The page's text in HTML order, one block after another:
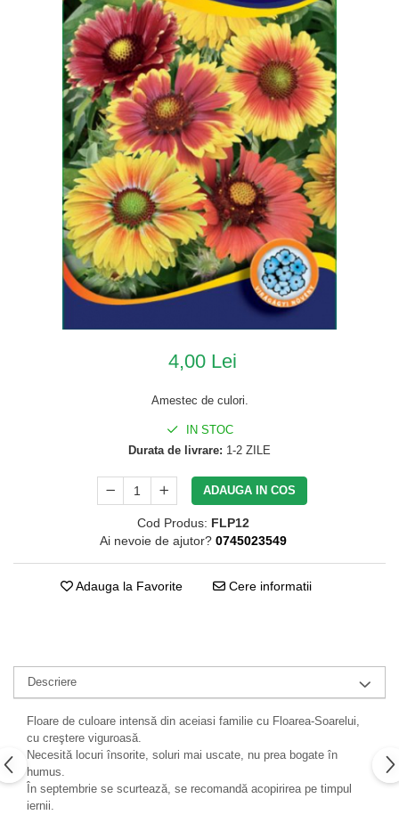
4,00 Lei
Amestec de culori.
IN STOC
Durata de livrare: 1-2 ZILE
ADAUGA IN COS
Cod Produs: FLP12
Ai nevoie de ajutor? 0745023549
Adauga la Favorite Cere informatii
Descriere
Floare de culoare intensă din aceiasi familie cu Floarea-Soarelui,
cu creştere viguroasă.
Necesită locuri însorite, soluri mai uscate, nu prea bogate în
humus.
În septembrie se scurtează, se recomandă acopirirea pe timpul
iernii.